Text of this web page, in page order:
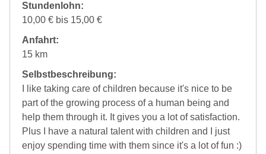
Stundenlohn:
10,00 € bis 15,00 €
Anfahrt:
15 km
Selbstbeschreibung:
I like taking care of children because it's nice to be
part of the growing process of a human being and
help them through it. It gives you a lot of satisfaction.
Plus I have a natural talent with children and I just
enjoy spending time with them since it's a lot of fun :)